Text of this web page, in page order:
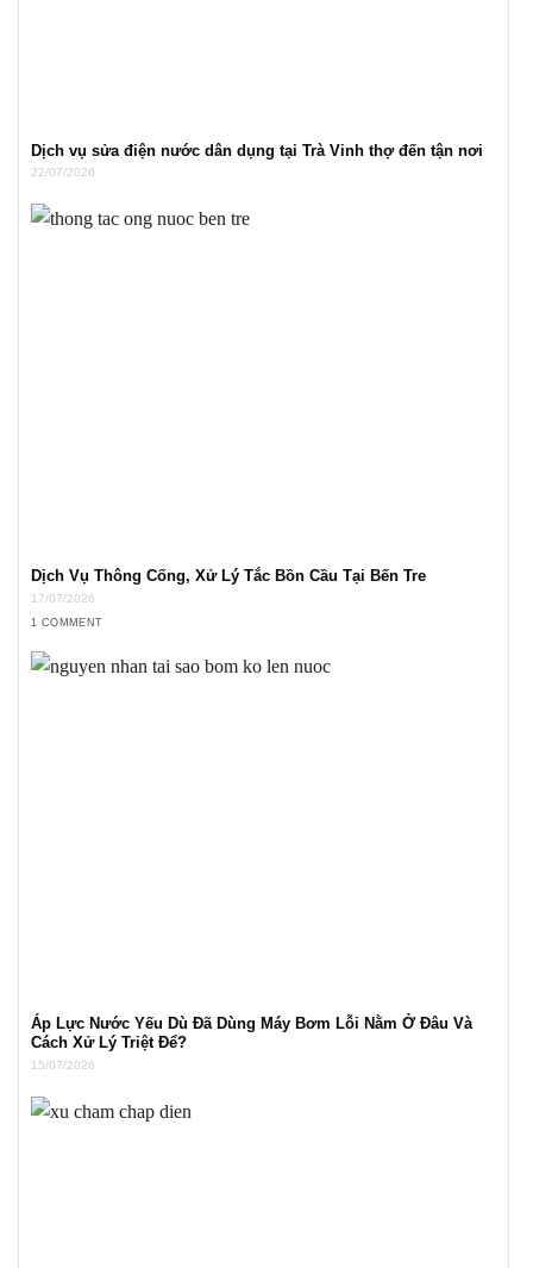
Dịch vụ sửa điện nước dân dụng tại Trà Vinh thợ đến tận nơi
22/07/2026
Dịch Vụ Thông Cống, Xử Lý Tắc Bồn Cầu Tại Bến Tre
17/07/2026
1 COMMENT
Áp Lực Nước Yếu Dù Đã Dùng Máy Bơm Lỗi Nằm Ở Đâu Và
Cách Xử Lý Triệt Để?
15/07/2026